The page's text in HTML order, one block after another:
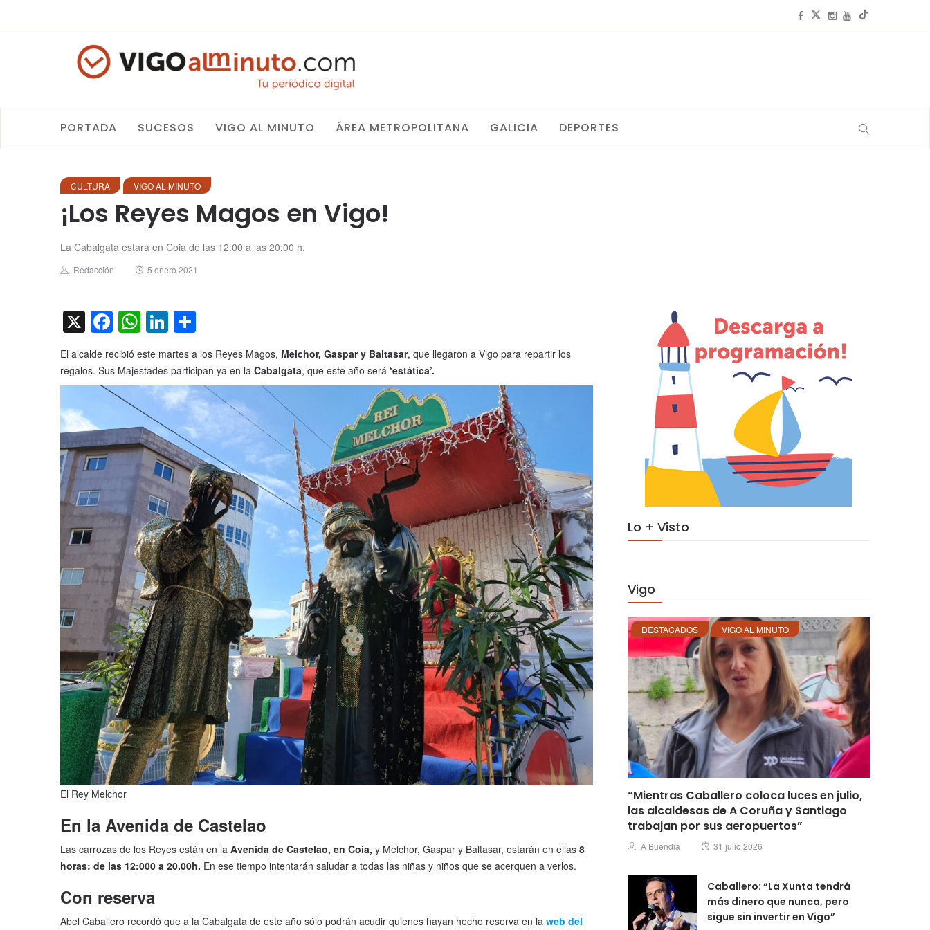
PORTADA SUCESOS VIGO AL MINUTO ÁREA METROPOLITANA GALICIA DEPORTES
CULTURA VIGO AL MINUTO
¡Los Reyes Magos en Vigo!
La Cabalgata estará en Coia de las 12:00 a las 20:00 h.
Author
Redacción
Posted
5 enero 2021
X Facebook
WhatsApp
LinkedIn
El alcalde recibió este martes a los Reyes Magos, Melchor, Gaspar y Baltasar, que llegaron a Vigo para repartir los
regalos. Sus Majestades participan ya en la Cabalgata, que este año será ‘estática’.
El Rey Melchor
En la Avenida de Castelao
Las carrozas de los Reyes están en la Avenida de Castelao, en Coia, y Melchor, Gaspar y Baltasar, estarán en ellas 8
horas: de las 12:000 a 20.00h. En ese tiempo intentarán saludar a todas las niñas y niños que se acerquen a verlos.
Con reserva
Abel Caballero recordó que a la Cabalgata de este año sólo podrán acudir quienes hayan hecho reserva en la web del
Lo + Visto
Vigo
DESTACADOS VIGO AL MINUTO
“Mientras Caballero coloca luces en julio,
las alcaldesas de A Coruña y Santiago
trabajan por sus aeropuertos”
Author
A Buendia
Posted
31 julio 2026
Caballero: “La Xunta tendrá
más dinero que nunca, pero
sigue sin invertir en Vigo”